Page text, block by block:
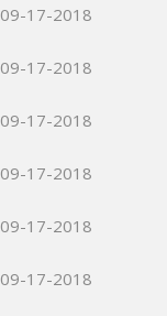
09-17-2018
09-17-2018
09-17-2018
09-17-2018
09-17-2018
09-17-2018